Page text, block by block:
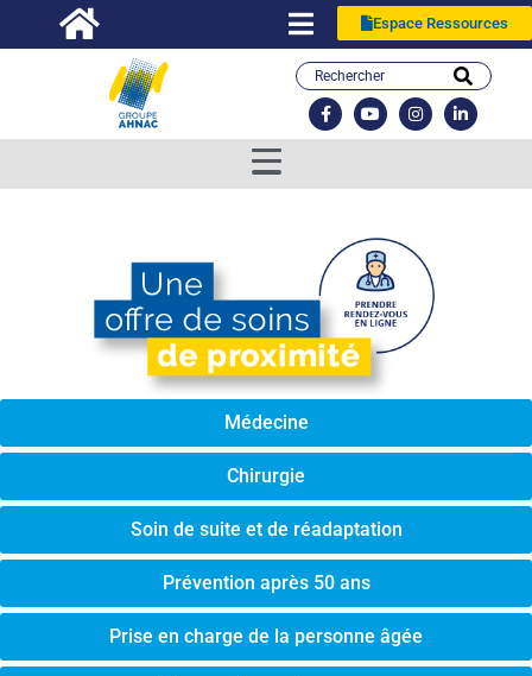
Espace Ressources
Médecine
Chirurgie
Soin de suite et de réadaptation
Prévention après 50 ans
Prise en charge de la personne âgée